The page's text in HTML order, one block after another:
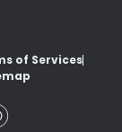
of Services